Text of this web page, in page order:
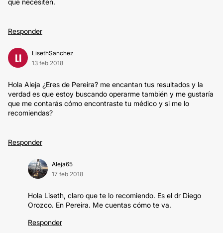
que necesiten.
Responder
LI
LisethSanchez
13 feb 2018
Hola Aleja ¿Eres de Pereira? me encantan tus resultados y la
verdad es que estoy buscando operarme también y me gustaría
que me contarás cómo encontraste tu médico y si me lo
recomiendas?
Responder
Aleja65
17 feb 2018
Hola Liseth, claro que te lo recomiendo. Es el dr Diego
Orozco. En Pereira. Me cuentas cómo te va.
Responder